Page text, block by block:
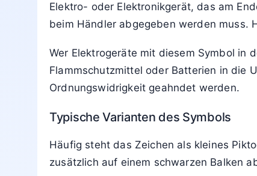
Das Symbol mit der durchgestrichenen
Elektrogerät darf nicht in den normalen
Es muss getrennt gesammelt und über
für Elektro-Altgeräte oder beim Händler
Das Zeichen findet sich auf fast allen
gesetzliche Pflicht zur getrennten
Hintergrund und rechtliche
Die durchgestrichene Tonne basiert in